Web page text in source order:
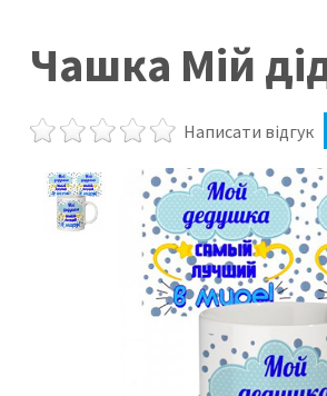
Чашка Мій
Написати відгук